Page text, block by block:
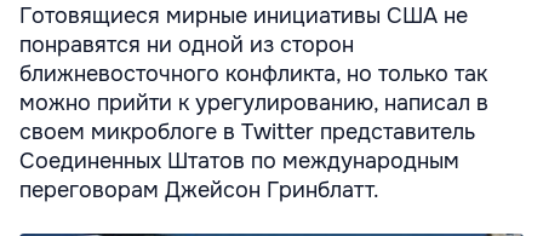
Готовящиеся мирные инициативы США не
понравятся ни одной из сторон
ближневосточного конфликта, но только так
можно прийти к урегулированию, написал в
своем микроблоге в Twitter представитель
Соединенных Штатов по международным
переговорам Джейсон Гринблатт.